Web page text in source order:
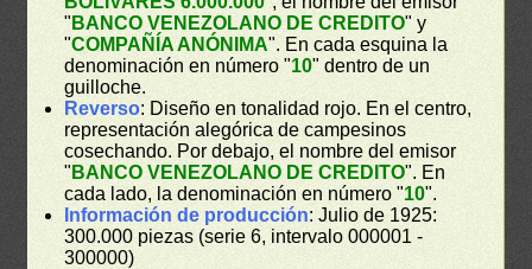
" BANCO VENEZOLANO DE CREDITO" y
"COMPAÑÍA ANÓNIMA". En cada esquina la
denominación en número "10" dentro de un
guilloche.
Reverso: Diseño en tonalidad rojo. En el centro,
representación alegórica de campesinos
cosechando. Por debajo, el nombre del emisor
" BANCO VENEZOLANO DE CREDITO". En
cada lado, la denominación en número "10".
Información de producción: Julio de 1925:
300.000 piezas (serie 6, intervalo 000001 -
300000)